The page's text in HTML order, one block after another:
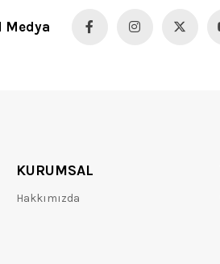
Medya
KURUMSAL
Hakkımızda